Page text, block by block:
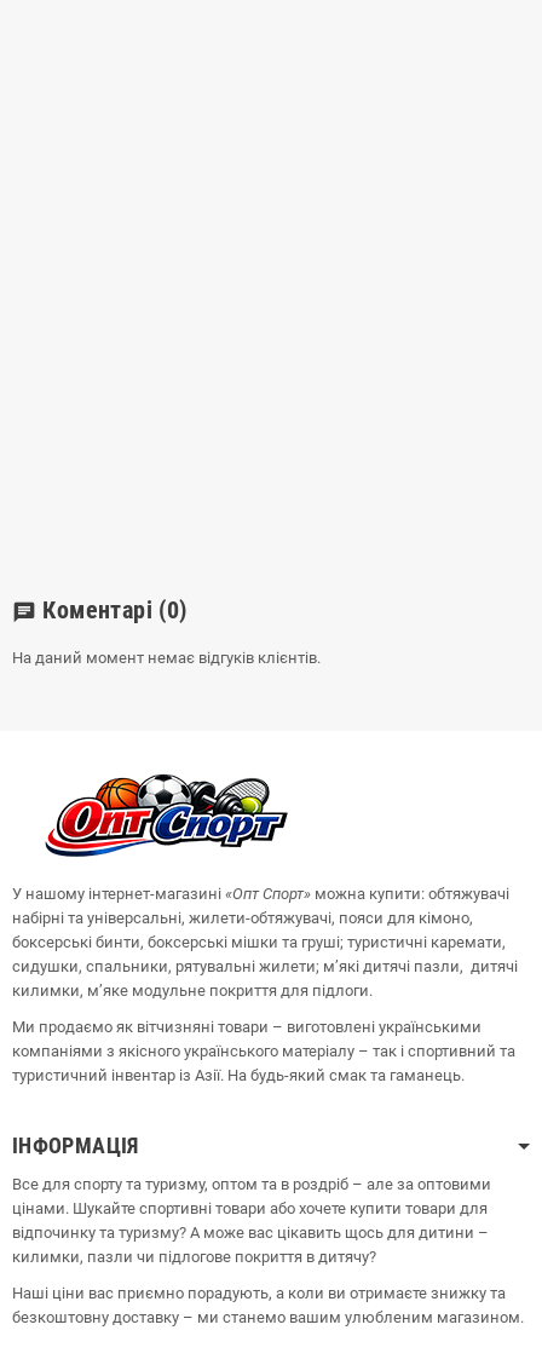
chat Коментарі (0)
На даний момент немає відгуків клієнтів.
У нашому інтернет-магазині «ОптСпорт» можна купити: обтяжувачі
набірні та універсальні, жилети-обтяжувачі, пояси для кімоно,
боксерські бинти, боксерські мішки та груші; туристичні каремати,
сидушки, спальники, рятувальні жилети; м’які дитячі пазли, дитячі
килимки, м’яке модульне покриття для підлоги.
Ми продаємо як вітчизняні товари – виготовлені українськими
компаніями з якісного українського матеріалу – так і спортивний та
туристичний інвентар із Азії. На будь-який смак та гаманець.
ІНФОРМАЦІЯ
Все для спорту та туризму, оптом та в роздріб – але за оптовими
цінами. Шукайте спортивні товари або хочете купити товари для
відпочинку та туризму? А може вас цікавить щось для дитини –
килимки, пазли чи підлогове покриття в дитячу?
Наші ціни вас приємно порадують, а коли ви отримаєте знижку та
безкоштовну доставку – ми станемо вашим улюбленим магазином.